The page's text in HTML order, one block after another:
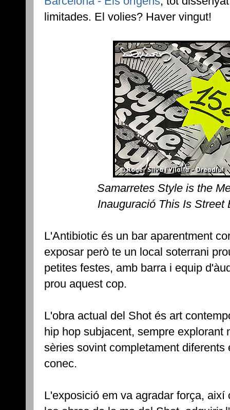
limitades. El volies? Haver vingut!
Samarretes Style is the
Inauguració This Is Street
L'Antibiotic és un bar aparentment
exposar però te un local soterrani
petites festes, amb barra i equip
prou aquest cop.
L'obra actual del Shot és art
hip hop subjacent, sempre explorant
sèries sovint completament
conec.
L'exposició em va agradar força,